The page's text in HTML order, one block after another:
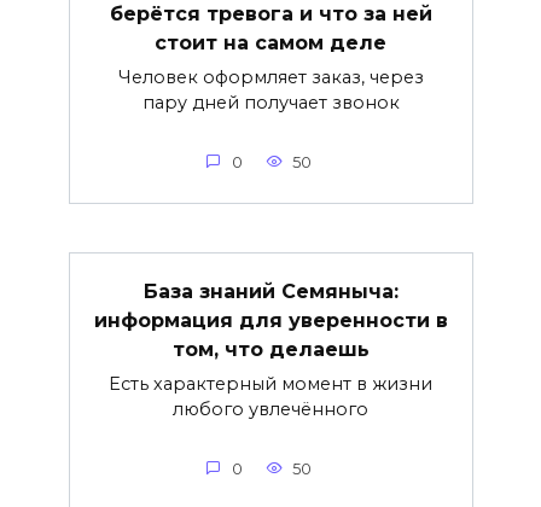
берётся тревога и что за ней
стоит на самом деле
Человек оформляет заказ, через
пару дней получает звонок
0 50
База знаний Семяныча:
информация для уверенности в
том, что делаешь
Есть характерный момент в жизни
любого увлечённого
0 50